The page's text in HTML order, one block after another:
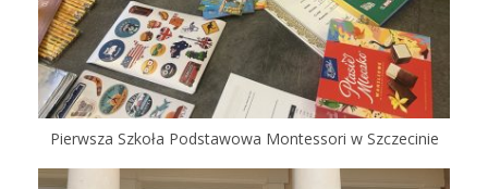
Pierwsza Szkoła Podstawowa Montessori w Szczecinie